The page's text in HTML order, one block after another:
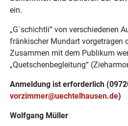
ein.
„G´schichtli“ von verschiedenen
fränkischer Mundart vorgetragen
Zusammen mit dem Publikum
„Quetschenbegleitung“
Anmeldung ist erforderlich
vorzimmer@uechtelhausen.de)
Wolfgang Müller